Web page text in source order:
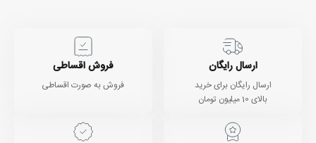
ارسال رایگان
ارسال رایگان برای خرید
بالای 10 میلیون تومان
فروش اقساطی
فروش به صورت اقساطی